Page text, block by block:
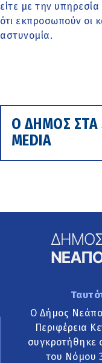
είτε με την
ότι εκπροσωπούν οι
αστυνομία.
Ο ΔΗΜΟΣ ΣΤΑ
MEDIA
Ο Δήμος
Περιφέρεια
συγκροτήθηκε
του Νόμου